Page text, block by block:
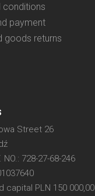
conditions
payment
goods returns
Street 26
NO.: 728-27-68-246
capital PLN 150 000,00